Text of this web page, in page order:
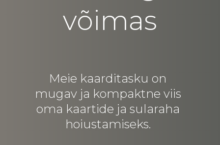
võimas
Meie kaarditasku on
mugav ja kompaktne viis
oma kaartide ja sularaha
hoiustamiseks.